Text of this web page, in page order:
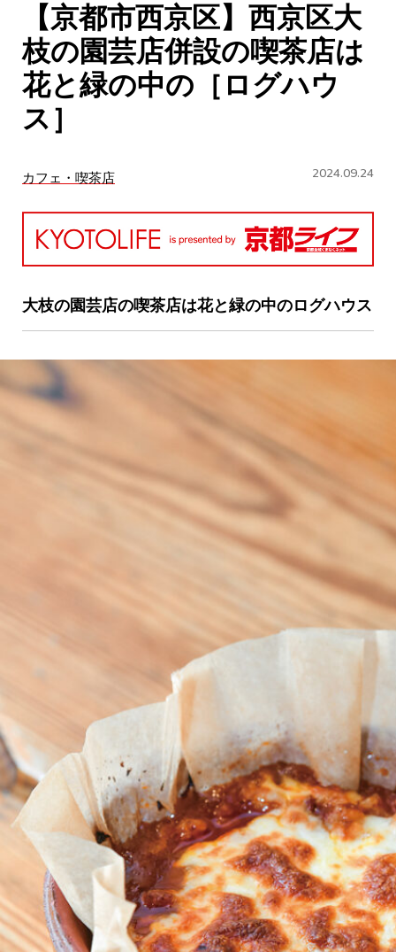
ABOUT US
Instagram
チケットプレゼント応募
MAIN MENU
SERIES
カレーが好き
京都おやつクラブ
私と店のはなし
今月の京みやげ
すべて
関西で開催。
おすすめの展覧会
おすすめの映画
誠光社で選びました。
おすすめの本
【京都市西京区】西京区大
枝の園芸店併設の喫茶店は
花と緑の中の［ログハウ
ス］
カフェ・喫茶店 2024.09.24
大枝の園芸店の喫茶店は花と緑の中のログハウス